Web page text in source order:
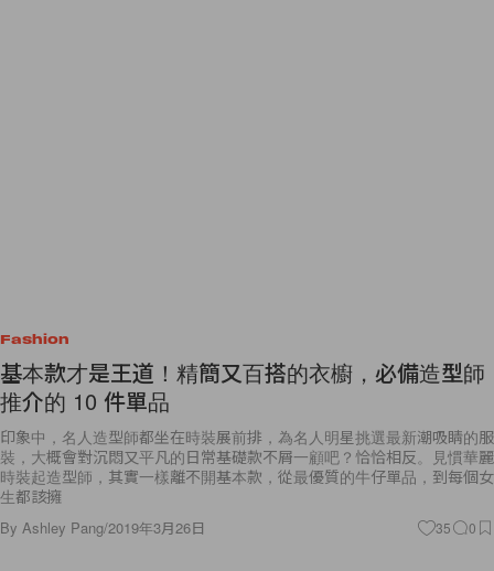
Fashion
基本款才是王道！精簡又百搭的衣櫥，必備造型師
推介的 10 件單品
印象中，名人造型師都坐在時裝展前排，為名人明星挑選最新潮吸睛的服
裝，大概會對沉悶又平凡的日常基礎款不屑一顧吧？恰恰相反。見慣華麗
時裝起造型師，其實一樣離不開基本款，從最優質的牛仔單品，到每個女
生都該擁
By Ashley Pang/2019年3月26日 35 0